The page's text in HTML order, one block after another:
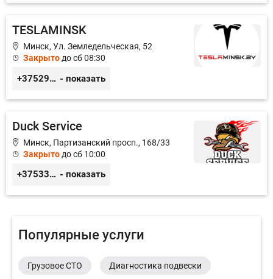
TESLAMINSK
Минск, Ул. Земледельческая, 52
Закрытодо сб 08:30
+375291335101 - показать
Duck Service
Минск, Партизанский просп., 168/33
Закрыто до сб 10:00
+375333416710 - показать
Популярные услуги
Грузовое СТО Диагностика подвески